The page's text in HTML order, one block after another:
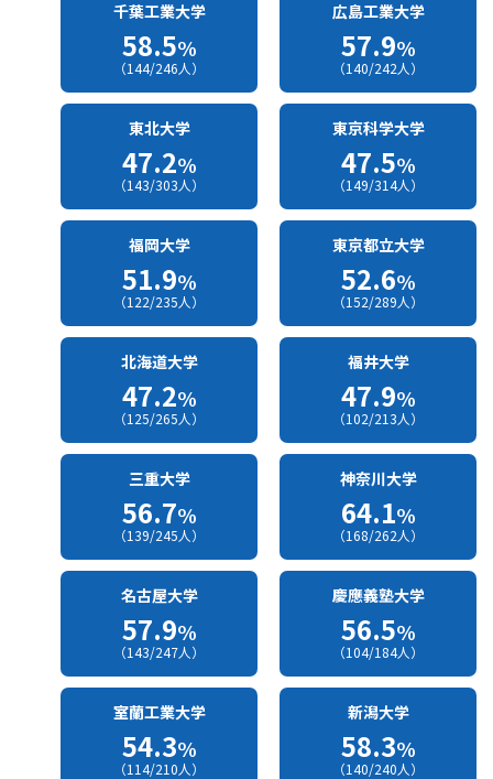
千葉工業大学
58.5%
（144/246人）
広島工業大学
57.9%
（140/242人）
東北大学
47.2%
（143/303人）
東京科学大学
47.5%
（149/314人）
福岡大学
51.9%
（122/235人）
東京都立大学
52.6%
（152/289人）
北海道大学
47.2%
（125/265人）
福井大学
47.9%
（102/213人）
三重大学
56.7%
（139/245人）
神奈川大学
64.1%
（168/262人）
名古屋大学
57.9%
（143/247人）
慶應義塾大学
56.5%
（104/184人）
室蘭工業大学
54.3%
（114/210人）
新潟大学
58.3%
（140/240人）